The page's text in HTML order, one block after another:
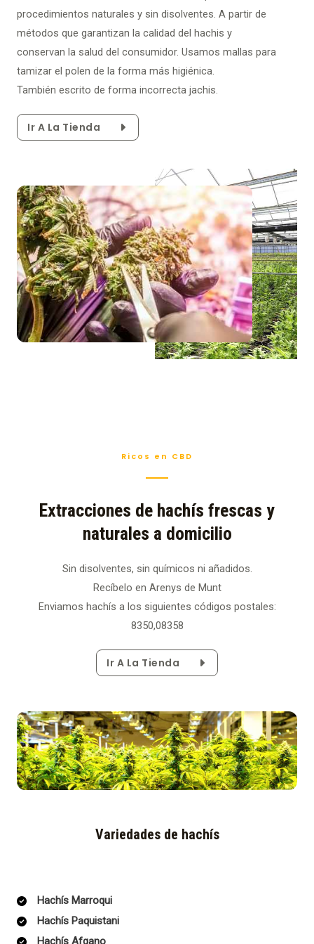
procedimientos naturales y sin disolventes. A partir de
métodos que garantizan la calidad del hachis y
conservan la salud del consumidor. Usamos mallas para
tamizar el polen de la forma más higiénica.
También escrito de forma incorrecta jachis.
Ir A La Tienda
Ricos en CBD
Extracciones de hachís frescas y
naturales a domicilio
Sin disolventes, sin químicos ni añadidos.
Recíbelo en Arenys de Munt
Enviamos hachís a los siguientes códigos postales:
8350,08358
Ir A La Tienda
Variedades de hachís
Hachís Marroqui
Hachís Paquistani